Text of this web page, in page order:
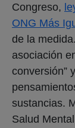
Congreso,
ONG Más
de la
asociación
conversión”
sustancias.
Salud